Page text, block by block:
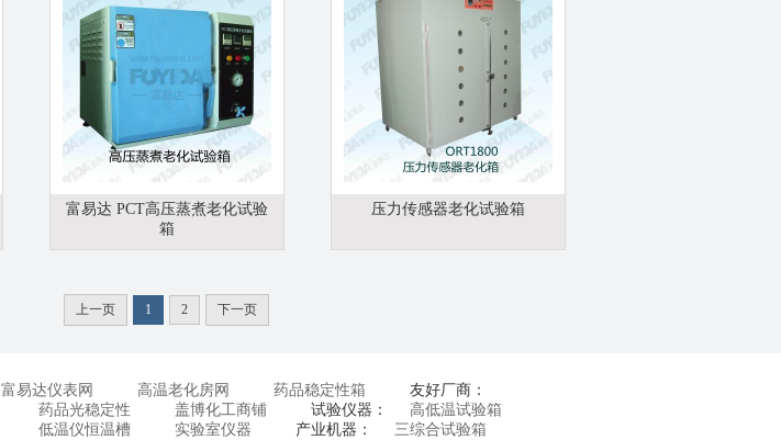
富易达 PCT高压蒸煮老化试验
箱
压力传感器老化试验箱
上一页 1 2 下一页
富易达仪表网 高温老化房网 药品稳定性箱
友好厂商：
药品光稳定性 盖博化工商铺 试验仪器：
高低温试验箱
低温仪恒温槽 实验室仪器 产业机器：
三综合试验箱